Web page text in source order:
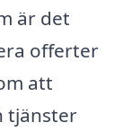
är det
offerter
att
tjänster